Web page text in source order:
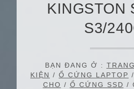
KINGSTON
S3/
BẠN ĐANG Ở :
KIỆN / Ổ CỨNG LAPTOP /
CHO / Ổ CỨNG SSD /